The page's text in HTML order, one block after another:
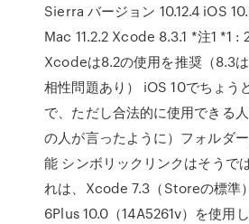
Sierra バージョン 10.12.4 iOS
Mac 11.2.2 Xcode 8.3.1 *注1 *1 :
Xcodeは8.2の使用を推奨（8.3
相性問題あり） iOS 10でちょう
で、ただし合法的に使用できる
の人が言ったように）フォルダ
能 シンボリックリンクはそうで
れは、Xcode 7.3（Storeの標準
6Plus 10.0（14A5261v）を使用